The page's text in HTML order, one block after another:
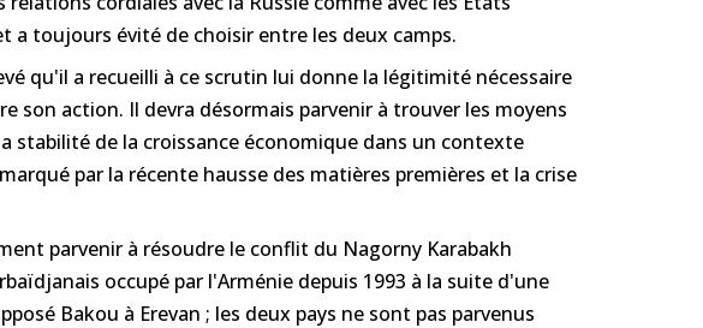
a toujours évité de choisir entre les deux camps.
qu'il a recueilli à ce scrutin lui donne la légitimité nécessaire
son action. Il devra désormais parvenir à trouver les moyens
stabilité de la croissance économique dans un contexte
par la récente hausse des matières premières et la crise
parvenir à résoudre le conflit du Nagorny Karabakh
occupé par l'Arménie depuis 1993 à la suite d'une
Bakou à Erevan ; les deux pays ne sont pas parvenus